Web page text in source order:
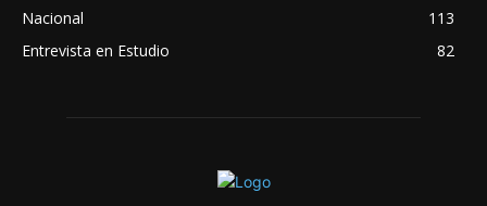
Nacional
113
Entrevista en Estudio
82